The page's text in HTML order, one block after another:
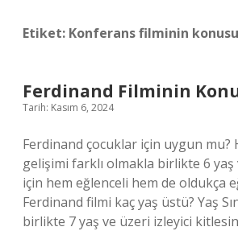
Etiket: Konferans filminin
Ferdinand Filminin
Tarih: Kasım 6, 2024
Ferdinand çocuklar için uygun mu?
gelişimi farklı olmakla birlikte 6
için hem eğlenceli hem de oldukça
Ferdinand filmi kaç yaş üstü? Yaş
birlikte 7 yaş ve üzeri izleyici